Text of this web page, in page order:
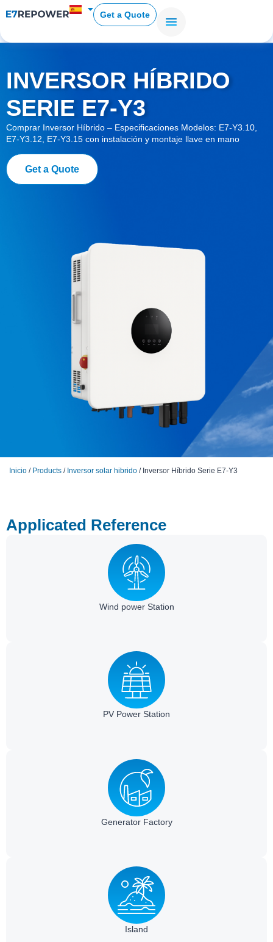
Get a Quote
INVERSOR HÍBRIDO
SERIE E7-Y3
Comprar Inversor Híbrido – Especificaciones Modelos: E7-Y3.10,
E7-Y3.12, E7-Y3.15 con instalación y montaje llave en mano
Get a Quote
Inicio / Products / Inversor solar hibrido / Inversor Híbrido Serie E7-Y3
Applicated Reference
Wind power Station​
PV Power Station
Generator Factory
Island